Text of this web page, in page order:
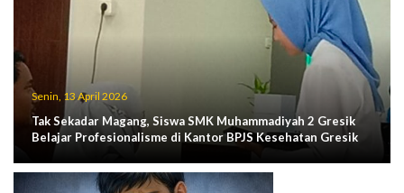
Senin, 13 April 2026
Tak Sekadar Magang, Siswa SMK Muhammadiyah 2 Gresik
Belajar Profesionalisme di Kantor BPJS Kesehatan Gresik